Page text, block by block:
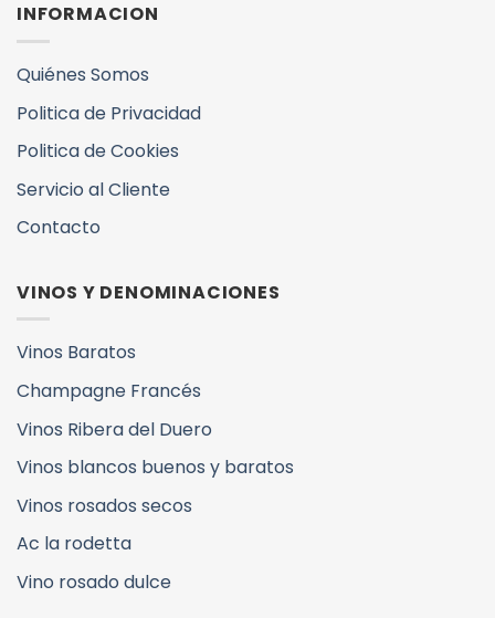
INFORMACION
Quiénes Somos
Politica de Privacidad
Politica de Cookies
Servicio al Cliente
Contacto
VINOS Y DENOMINACIONES
Vinos Baratos
Champagne Francés
Vinos Ribera del Duero
Vinos blancos buenos y baratos
Vinos rosados secos
Ac la rodetta
Vino rosado dulce